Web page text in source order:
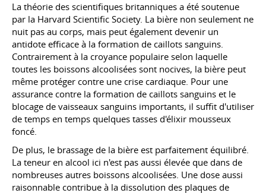
La théorie des scientifiques britanniques a été soutenue
par la Harvard Scientific Society. La bière non seulement ne
nuit pas au corps, mais peut également devenir un
antidote efficace à la formation de caillots sanguins.
Contrairement à la croyance populaire selon laquelle
toutes les boissons alcoolisées sont nocives, la bière peut
même protéger contre une crise cardiaque. Pour une
assurance contre la formation de caillots sanguins et le
blocage de vaisseaux sanguins importants, il suffit d'utiliser
de temps en temps quelques tasses d'élixir mousseux
foncé.
De plus, le brassage de la bière est parfaitement équilibré.
La teneur en alcool ici n'est pas aussi élevée que dans de
nombreuses autres boissons alcoolisées. Une dose aussi
raisonnable contribue à la dissolution des plaques de